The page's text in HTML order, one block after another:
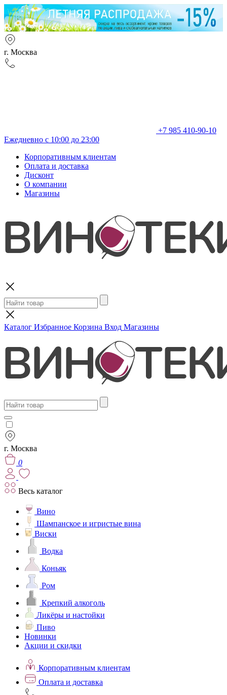
г. Москва
+7 985 410-90-10
Ежедневно с 10:00 до 23:00
Корпоративным клиентам
Оплата и доставка
Дисконт
О компании
Магазины
Каталог Избранное Корзина Вход Магазины
г. Москва
0
Весь каталог
Вино
Шампанское и игристые вина
Виски
Водка
Коньяк
Ром
Крепкий алкоголь
Ликёры и настойки
Пиво
Новинки
Акции и скидки
Корпоративным клиентам
Оплата и доставка